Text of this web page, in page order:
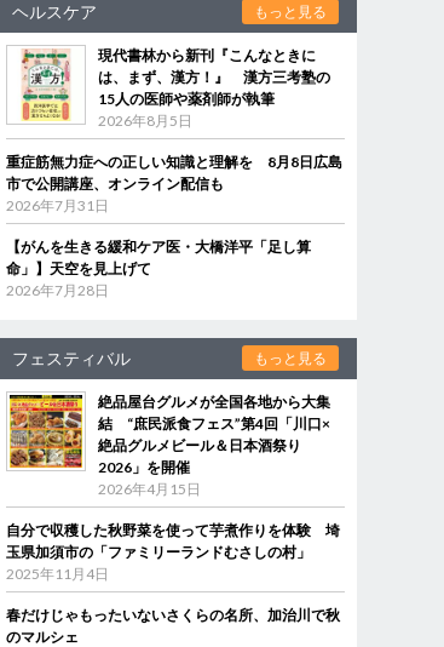
ヘルスケア もっと見る
現代書林から新刊『こんなときに
は、まず、漢方！』 漢方三考塾の
15人の医師や薬剤師が執筆
2026年8月5日
重症筋無力症への正しい知識と理解を 8月8日広島
市で公開講座、オンライン配信も
2026年7月31日
【がんを生きる緩和ケア医・大橋洋平「足し算
命」】天空を見上げて
2026年7月28日
フェスティバル もっと見る
絶品屋台グルメが全国各地から大集
結 “庶民派食フェス”第4回「川口×
絶品グルメビール＆日本酒祭り
2026」を開催
2026年4月15日
自分で収穫した秋野菜を使って芋煮作りを体験 埼
玉県加須市の「ファミリーランドむさしの村」
2025年11月4日
春だけじゃもったいないさくらの名所、加治川で秋
のマルシェ